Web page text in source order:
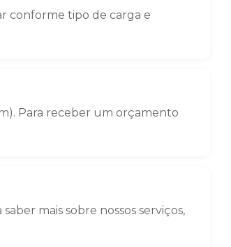
conforme tipo de carga e
Para receber um orçamento
mais sobre nossos serviços,